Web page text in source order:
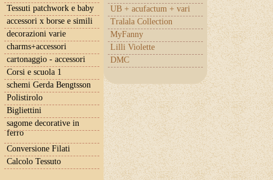
UB + acufactum + vari
Tralala Collection
MyFanny
Lilli Violette
DMC
Tessuti patchwork e baby
accessori x borse e simili
decorazioni varie
charms+accessori
cartonaggio - accessori
Corsi e scuola 1
schemi Gerda Bengtsson
Polistirolo
Bigliettini
sagome decorative in
ferro
Conversione Filati
Calcolo Tessuto